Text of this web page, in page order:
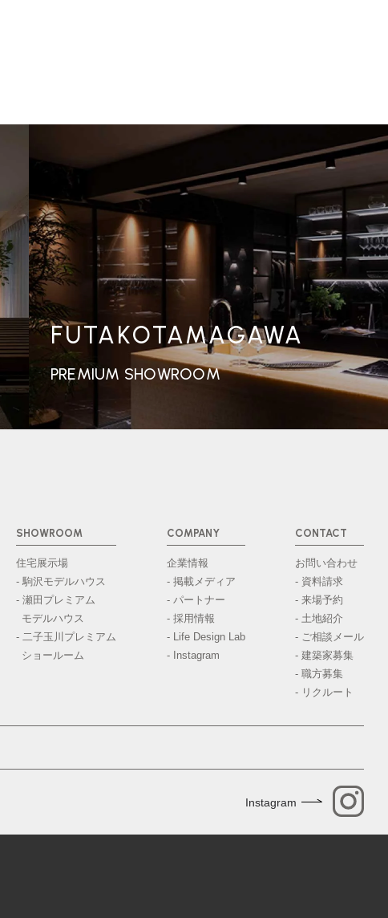
FUTAKOTAMAGAWA
PREMIUM SHOWROOM
SHOWROOM
住宅展示場
- 駒沢モデルハウス
- 瀬田プレミアム
モデルハウス
- 二子玉川プレミアム
ショールーム
COMPANY
企業情報
- 掲載メディア
- パートナー
- 採用情報
- Life Design Lab
- Instagram
CONTACT
お問い合わせ
- 資料請求
- 来場予約
- 土地紹介
- ご相談メール
- 建築家募集
- 職方募集
- リクルート
Instagram